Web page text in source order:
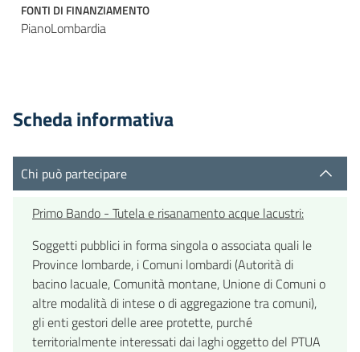
FONTI DI FINANZIAMENTO
PianoLombardia
Scheda informativa
Chi può partecipare
Primo Bando - Tutela e risanamento acque lacustri:
Soggetti pubblici in forma singola o associata quali le
Province lombarde, i Comuni lombardi (Autorità di
bacino lacuale, Comunità montane, Unione di Comuni o
altre modalità di intese o di aggregazione tra comuni),
gli enti gestori delle aree protette, purché
territorialmente interessati dai laghi oggetto del PTUA